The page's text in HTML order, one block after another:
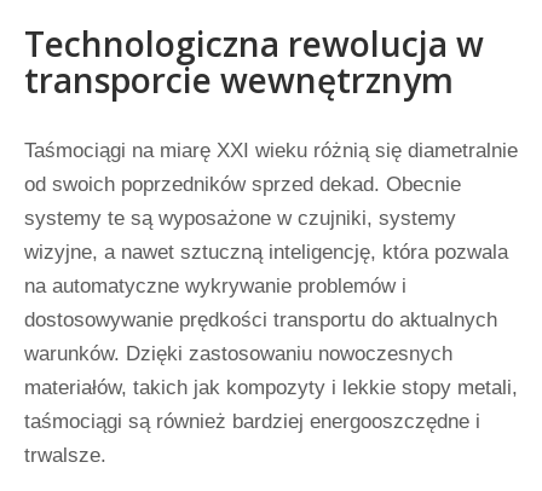
Technologiczna rewolucja w
transporcie wewnętrznym
Taśmociągi na miarę XXI wieku różnią się diametralnie
od swoich poprzedników sprzed dekad. Obecnie
systemy te są wyposażone w czujniki, systemy
wizyjne, a nawet sztuczną inteligencję, która pozwala
na automatyczne wykrywanie problemów i
dostosowywanie prędkości transportu do aktualnych
warunków. Dzięki zastosowaniu nowoczesnych
materiałów, takich jak kompozyty i lekkie stopy metali,
taśmociągi są również bardziej energooszczędne i
trwalsze.